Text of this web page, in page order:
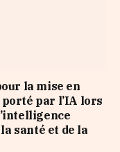
la mise en
par l’IA lors
santé et de la